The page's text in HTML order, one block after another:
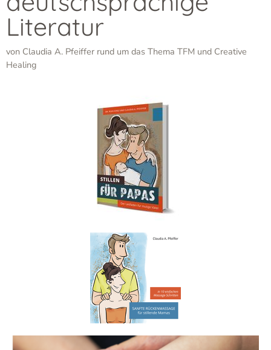
Literatur
von Claudia A. Pfeiffer rund um das Thema TFM und Creative
Healing